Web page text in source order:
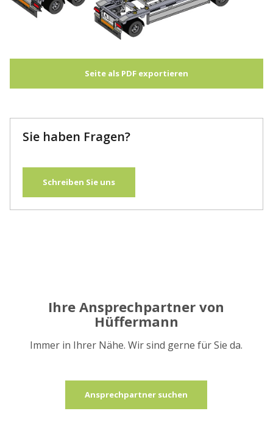
Seite als PDF exportieren
Sie haben Fragen?
Schreiben Sie uns
Ihre Ansprechpartner von
Hüffermann
Immer in Ihrer Nähe. Wir sind gerne für Sie da.
Ansprechpartner suchen